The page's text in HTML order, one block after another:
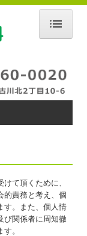
て頂くために、
的責務と考え、個
す。また、個人情
び関係者に周知徹
。